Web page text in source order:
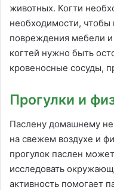
животных. Когти
необходимости, чтобы
повреждения мебели
когтей нужно быть
кровеносные сосуды,
Прогулки и
Паслену домашнему
на свежем воздухе и
прогулок паслен
исследовать
активность помогает